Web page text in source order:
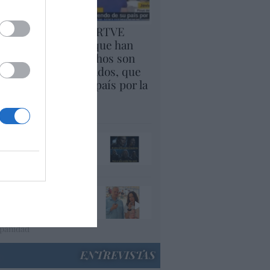
en acción: RTVE
que entre los que han
Ceuta, "muchos son
y diplomados, que
huyendo de su país por la
ábresela
ENTREVISTAS